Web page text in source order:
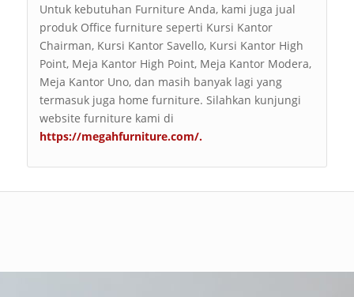
Untuk kebutuhan Furniture Anda, kami juga jual
produk Office furniture seperti Kursi Kantor
Chairman, Kursi Kantor Savello, Kursi Kantor High
Point, Meja Kantor High Point, Meja Kantor Modera,
Meja Kantor Uno, dan masih banyak lagi yang
termasuk juga home furniture. Silahkan kunjungi
website furniture kami di
https://megahfurniture.com/.